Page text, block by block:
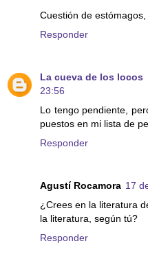
Cuestión de
Responder
La cueva de los locos
23:56
Lo tengo pendiente,
puestos en mi lista de
Responder
Agustí Rocamora 17
¿Crees en la literatura
la literatura, según tú?
Responder